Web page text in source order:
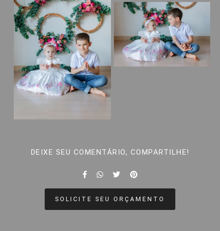
DEIXE SEU COMENTÁRIO, COMPARTILHE!
SOLICITE SEU ORÇAMENTO